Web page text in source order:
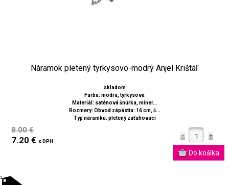
Náramok pletený tyrkysovo-modrý Anjel Krištáľ
skladom
Farba: modrá, tyrkysová
Materiál: saténová šnúrka, miner...
Rozmery: Obvod zápästia: 16 cm, š...
Typ náramku: pletený zaťahovací
8.00 €
7.20 € s DPH